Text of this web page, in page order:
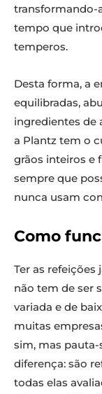
transformando-
tempo que
temperos.
Desta forma, a
equilibradas,
ingredientes de
a Plantz tem o
grãos inteiros e
sempre que
nunca usam
Como
Ter as
não tem de ser
variada e de
muitas
sim, mas
diferença: são
todas elas